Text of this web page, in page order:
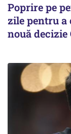
Poprire pe
zile pentru a
nouă decizie